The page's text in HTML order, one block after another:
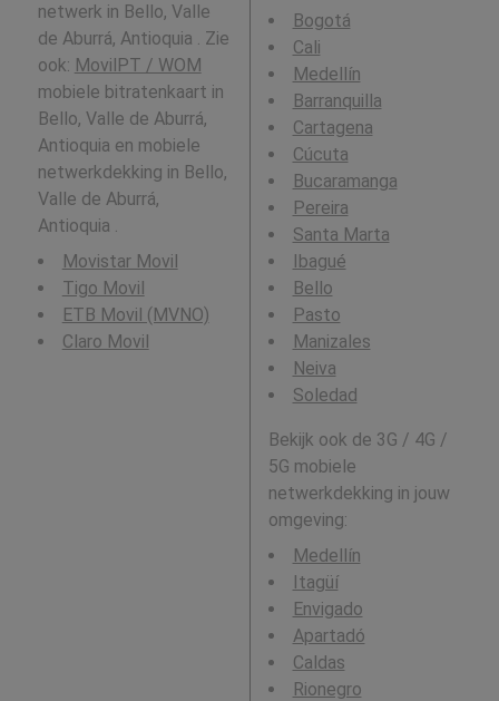
netwerk in Bello, Valle
de Aburrá, Antioquia . Zie
ook: MovilPT / WOM
mobiele bitratenkaart in
Bello, Valle de Aburrá,
Antioquia en mobiele
netwerkdekking in Bello,
Valle de Aburrá,
Antioquia .
Movistar Movil
Tigo Movil
ETB Movil (MVNO)
Claro Movil
Bogotá
Cali
Medellín
Barranquilla
Cartagena
Cúcuta
Bucaramanga
Pereira
Santa Marta
Ibagué
Bello
Pasto
Manizales
Neiva
Soledad
Bekijk ook de 3G / 4G /
5G mobiele
netwerkdekking in jouw
omgeving:
Medellín
Itagüí
Envigado
Apartadó
Caldas
Rionegro